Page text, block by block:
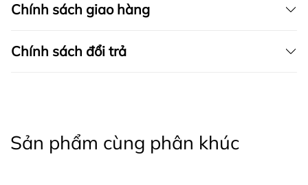
Chính sách giao hàng
Chính sách đổi trả
Sản phẩm cùng phân khúc